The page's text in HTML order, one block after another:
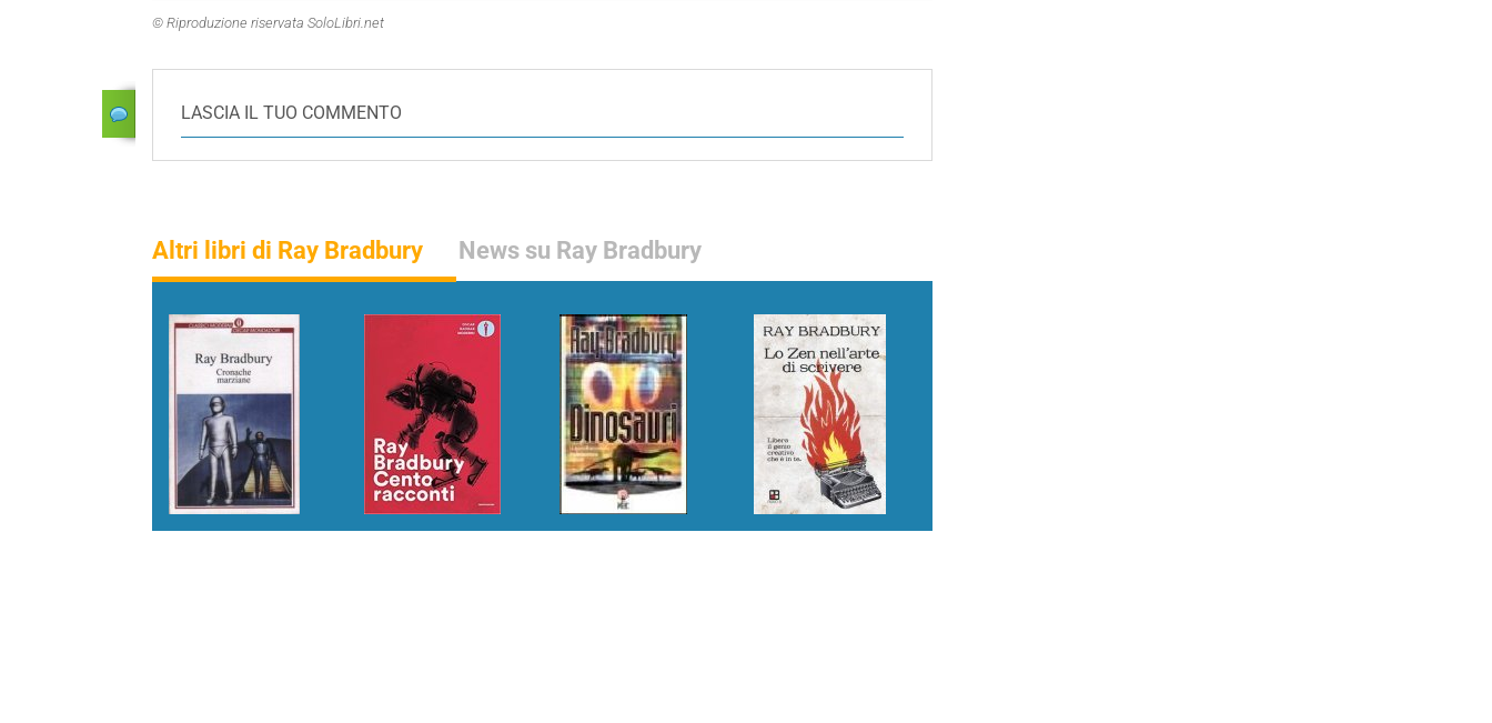
© Riproduzione riservata SoloLibri.net
LASCIA IL TUO COMMENTO
Altri libri di Ray Bradbury News su Ray Bradbury